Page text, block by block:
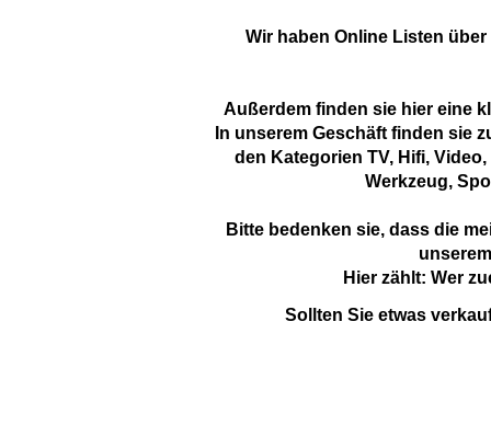
Wir haben Online Listen
Außerdem finden sie hier eine
In unserem Geschäft finden sie
den Kategorien TV, Hifi,
Werkzeug,
Bitte bedenken sie, dass die
Hier zählt: Wer
Sollten Sie etwas